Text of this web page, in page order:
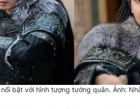
bật với hình tượng tướng quân. Ảnh: